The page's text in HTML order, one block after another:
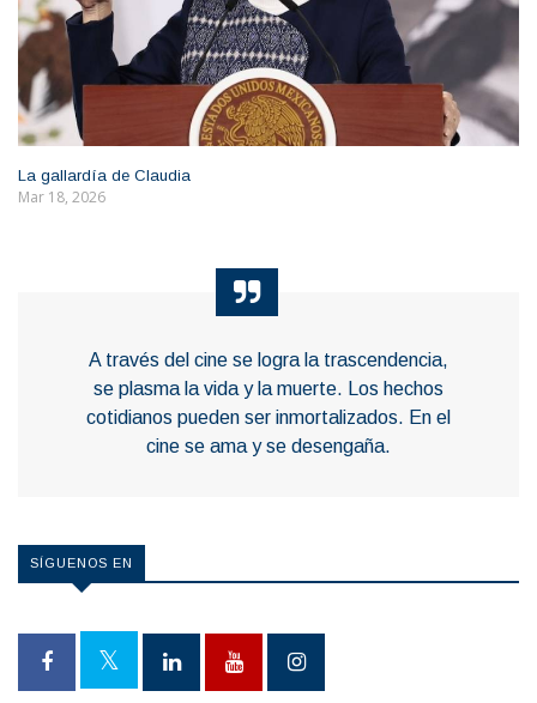
La gallardía de Claudia
Mar 18, 2026
A través del cine se logra la trascendencia,
se plasma la vida y la muerte. Los hechos
cotidianos pueden ser inmortalizados. En el
cine se ama y se desengaña.
SÍGUENOS EN